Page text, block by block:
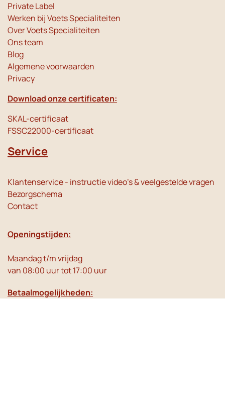
Private Label
Werken bij Voets Specialiteiten
Over Voets Specialiteiten
Ons team
Blog
Algemene voorwaarden
Privacy
Download onze certificaten:
SKAL-certificaat
FSSC22000-certificaat
Service
Klantenservice - instructie video's & veelgestelde vragen
Bezorgschema
Contact
Openingstijden:
Maandag t/m vrijdag
van 08:00 uur tot 17:00 uur
Betaalmogelijkheden: